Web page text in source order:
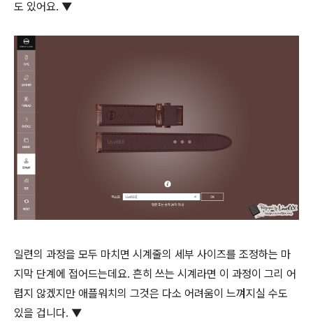
도 있어요. ▼
일련의 과정을 모두 마치면 시계줄의 세부 사이즈를 조정하는 마
지막 단계에 접어드는데요. 흔히 쓰는 시계라면 이 과정이 그리 어
렵지 않겠지만 애플워치의 그것은 다소 어려움이 느껴지실 수도
있을 겁니다. ▼